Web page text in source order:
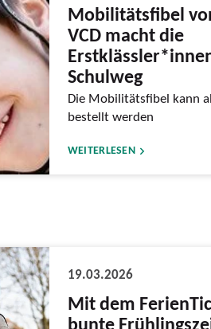
Mobilitätsfibel
VCD macht die
Schulweg
Die Mobilitätsfibel kann
bestellt werden
WEITERLESEN
19.03.2026
Mit dem
bunte